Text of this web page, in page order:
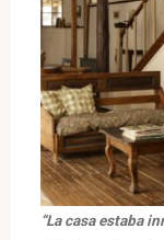
“La casa estaba